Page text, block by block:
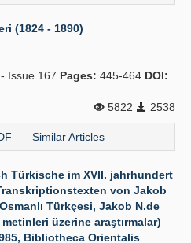
(1824 - 1890)
Issue 167 Pages: 445-464 DOI:
5822
2538
Similar Articles
Türkische im XVII. jahrhundert
von Jakob
Türkçesi, Jakob N.de
üzerine araştırmalar)
Bibliotheca Orientalis